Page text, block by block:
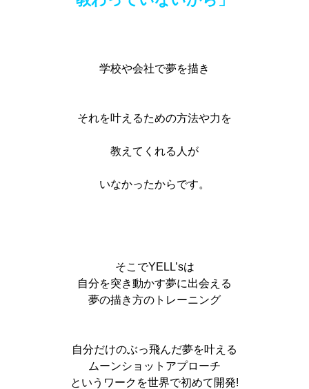
学校や会社で夢を描き
それを叶えるための方法や力を
教えてくれる人が
いなかったからです。
そこでYELL’sは
自分を突き動かす夢に出会える
夢の描き方のトレーニング
自分だけのぶっ飛んだ夢を叶える
ムーンショットアプローチ
というワークを世界で初めて開発!